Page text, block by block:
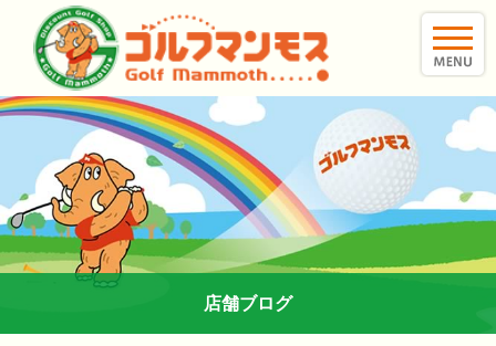
店舗ブログ